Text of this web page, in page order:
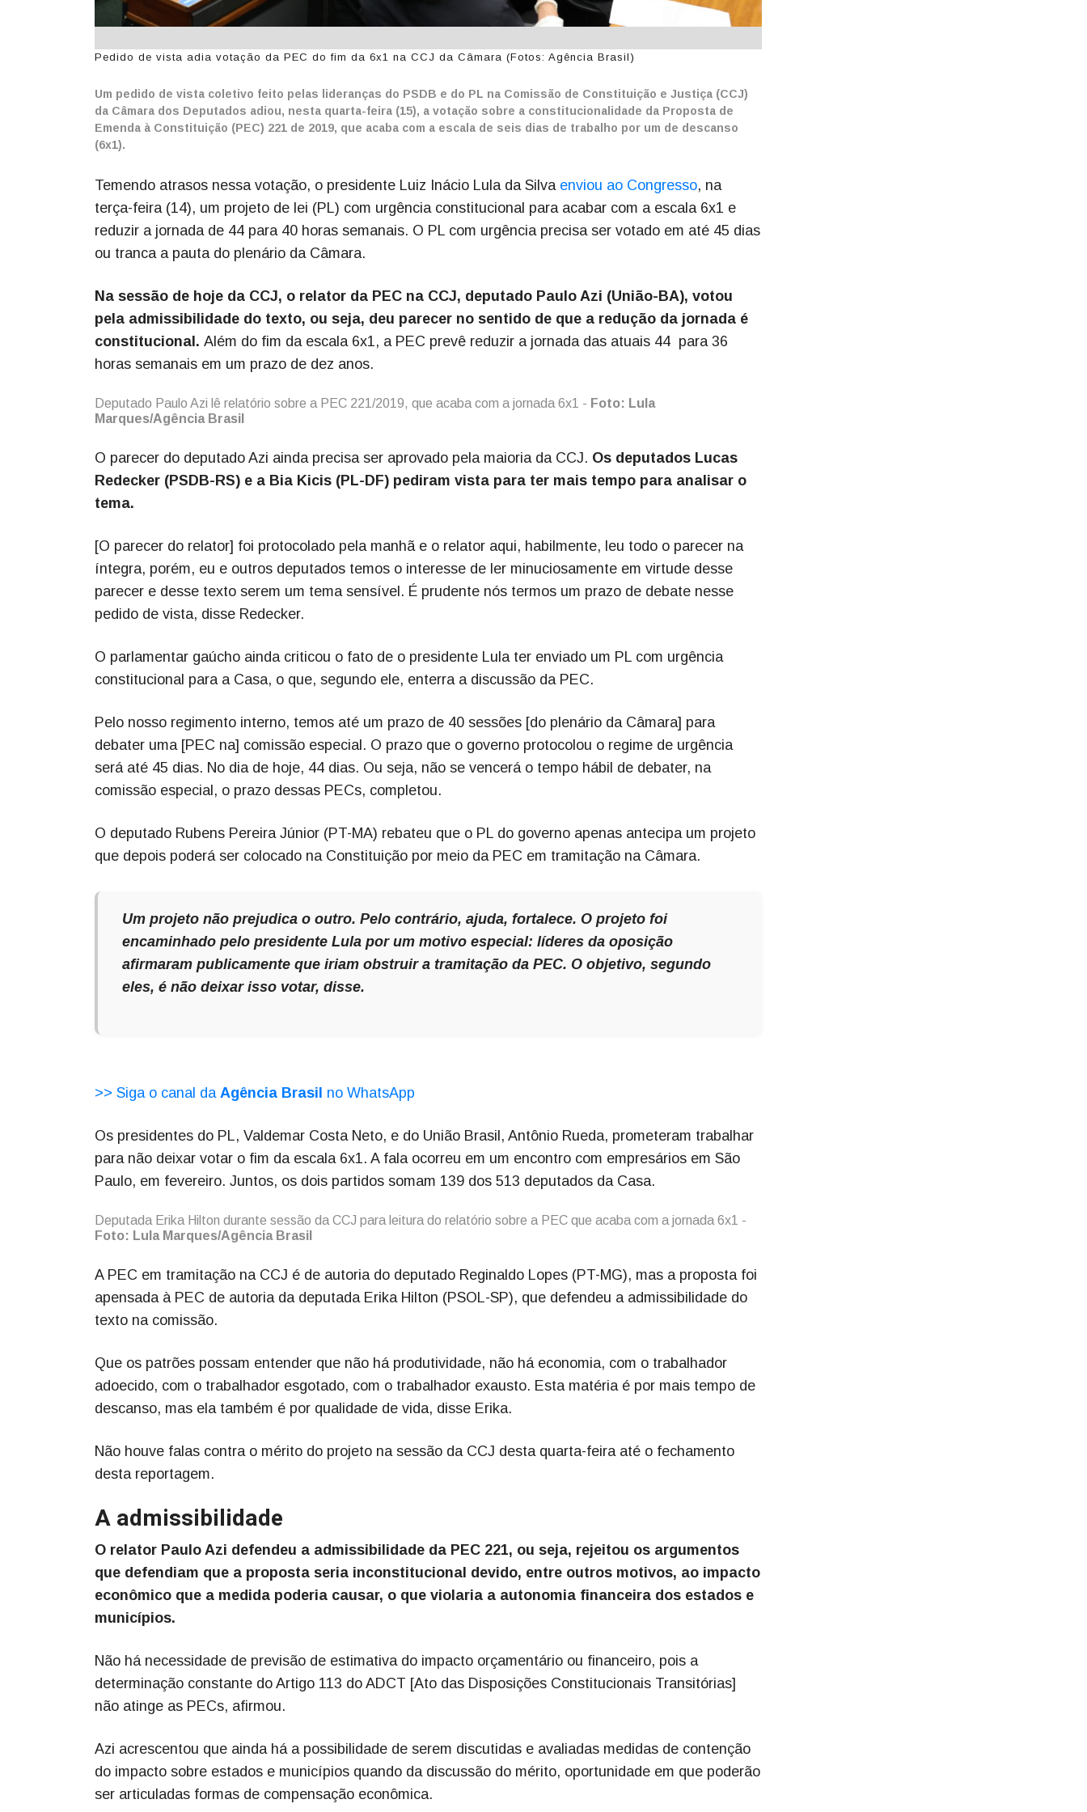
Pedido de vista adia votação da PEC do fim da 6x1 na CCJ da Câmara (Fotos: Agência Brasil)
Um pedido de vista coletivo feito pelas lideranças do PSDB e do PL na Comissão de Constituição e Justiça (CCJ)
da Câmara dos Deputados adiou, nesta quarta-feira (15), a votação sobre a constitucionalidade da Proposta de
Emenda à Constituição (PEC) 221 de 2019, que acaba com a escala de seis dias de trabalho por um de descanso
(6x1).
Temendo atrasos nessa votação, o presidente Luiz Inácio Lula da Silva enviou ao Congresso, na
terça-feira (14), um projeto de lei (PL) com urgência constitucional para acabar com a escala 6x1 e
reduzir a jornada de 44 para 40 horas semanais. O PL com urgência precisa ser votado em até 45 dias
ou tranca a pauta do plenário da Câmara.
Na sessão de hoje da CCJ, o relator da PEC na CCJ, deputado Paulo Azi (União-BA), votou
pela admissibilidade do texto, ou seja, deu parecer no sentido de que a redução da jornada é
constitucional. Além do fim da escala 6x1, a PEC prevê reduzir a jornada das atuais 44 para 36
horas semanais em um prazo de dez anos.
Deputado Paulo Azi lê relatório sobre a PEC 221/2019, que acaba com a jornada 6x1 - Foto: Lula
Marques/Agência Brasil
O parecer do deputado Azi ainda precisa ser aprovado pela maioria da CCJ. Os deputados Lucas
Redecker (PSDB-RS) e a Bia Kicis (PL-DF) pediram vista para ter mais tempo para analisar o
tema.
[O parecer do relator] foi protocolado pela manhã e o relator aqui, habilmente, leu todo o parecer na
íntegra, porém, eu e outros deputados temos o interesse de ler minuciosamente em virtude desse
parecer e desse texto serem um tema sensível. É prudente nós termos um prazo de debate nesse
pedido de vista, disse Redecker.
O parlamentar gaúcho ainda criticou o fato de o presidente Lula ter enviado um PL com urgência
constitucional para a Casa, o que, segundo ele, enterra a discussão da PEC.
Pelo nosso regimento interno, temos até um prazo de 40 sessões [do plenário da Câmara] para
debater uma [PEC na] comissão especial. O prazo que o governo protocolou o regime de urgência
será até 45 dias. No dia de hoje, 44 dias. Ou seja, não se vencerá o tempo hábil de debater, na
comissão especial, o prazo dessas PECs, completou.
O deputado Rubens Pereira Júnior (PT-MA) rebateu que o PL do governo apenas antecipa um projeto
que depois poderá ser colocado na Constituição por meio da PEC em tramitação na Câmara.
Um projeto não prejudica o outro. Pelo contrário, ajuda, fortalece. O projeto foi
encaminhado pelo presidente Lula por um motivo especial: líderes da oposição
afirmaram publicamente que iriam obstruir a tramitação da PEC. O objetivo, segundo
eles, é não deixar isso votar, disse.
>> Siga o canal da Agência Brasil no WhatsApp
Os presidentes do PL, Valdemar Costa Neto, e do União Brasil, Antônio Rueda, prometeram trabalhar
para não deixar votar o fim da escala 6x1. A fala ocorreu em um encontro com empresários em São
Paulo, em fevereiro. Juntos, os dois partidos somam 139 dos 513 deputados da Casa.
Deputada Erika Hilton durante sessão da CCJ para leitura do relatório sobre a PEC que acaba com a jornada 6x1 -
Foto: Lula Marques/Agência Brasil
A PEC em tramitação na CCJ é de autoria do deputado Reginaldo Lopes (PT-MG), mas a proposta foi
apensada à PEC de autoria da deputada Erika Hilton (PSOL-SP), que defendeu a admissibilidade do
texto na comissão.
Que os patrões possam entender que não há produtividade, não há economia, com o trabalhador
adoecido, com o trabalhador esgotado, com o trabalhador exausto. Esta matéria é por mais tempo de
descanso, mas ela também é por qualidade de vida, disse Erika.
Não houve falas contra o mérito do projeto na sessão da CCJ desta quarta-feira até o fechamento
desta reportagem.
A admissibilidade
O relator Paulo Azi defendeu a admissibilidade da PEC 221, ou seja, rejeitou os argumentos
que defendiam que a proposta seria inconstitucional devido, entre outros motivos, ao impacto
econômico que a medida poderia causar, o que violaria a autonomia financeira dos estados e
municípios.
Não há necessidade de previsão de estimativa do impacto orçamentário ou financeiro, pois a
determinação constante do Artigo 113 do ADCT [Ato das Disposições Constitucionais Transitórias]
não atinge as PECs, afirmou.
Azi acrescentou que ainda há a possibilidade de serem discutidas e avaliadas medidas de contenção
do impacto sobre estados e municípios quando da discussão do mérito, oportunidade em que poderão
ser articuladas formas de compensação econômica.